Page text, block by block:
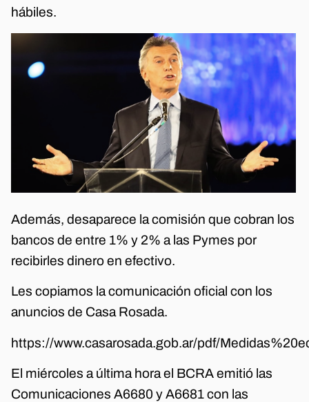
hábiles.
Además, desaparece la comisión que cobran los
bancos de entre 1% y 2% a las Pymes por
recibirles dinero en efectivo.
Les copiamos la comunicación oficial con los
anuncios de Casa Rosada.
https://www.casarosada.gob.ar/pdf/
El miércoles a última hora el BCRA emitió las
Comunicaciones A6680 y A6681 con las